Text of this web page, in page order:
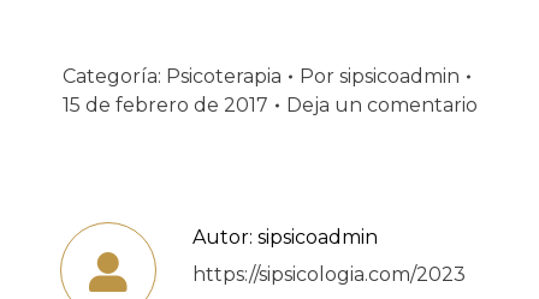
Categoría: Psicoterapia Por sipsicoadmin
15 de febrero de 2017
Deja un comentario
Autor: sipsicoadmin
https://sipsicologia.com/2023